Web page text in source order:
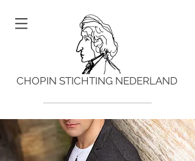
CHOPIN STICHTING NEDERLAND